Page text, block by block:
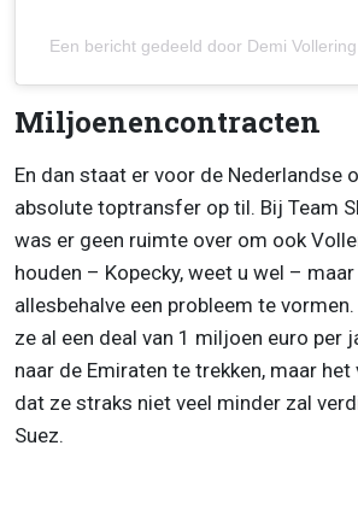
Een bericht gedeeld door Demi
Miljoenencontracten
En dan staat er voor de Nederlandse
absolute toptransfer op til. Bij Team
was er geen ruimte over om ook
houden – Kopecky, weet u wel –
allesbehalve een probleem te
ze al een deal van 1 miljoen euro per
naar de Emiraten te trekken, maar het
dat ze straks niet veel minder zal
Suez.